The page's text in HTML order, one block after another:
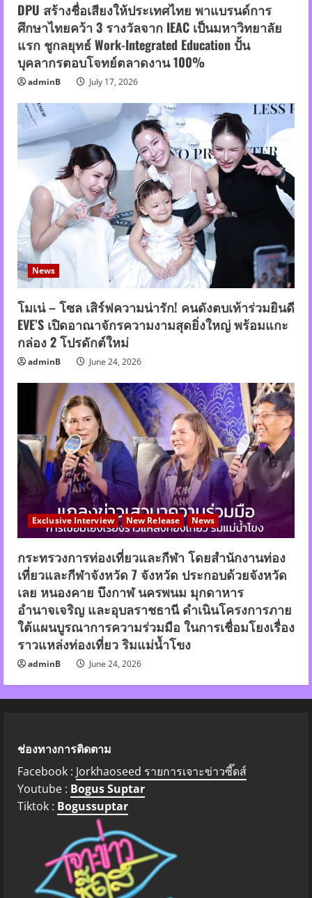
DPU สร้างชื่อเสียงให้ประเทศไทย พาแบรนด์การ
ศึกษาไทยคว้า 3 รางวัลจาก IEAC เป็นมหาวิทยาลัย
แรก ชูกลยุทธ์ Work-Integrated Education ปั้น
บุคลากรตอบโจทย์ตลาดงาน 100%
adminB July 17, 2026
News
โมเน่ – โซล เสิร์ฟความน่ารัก! คนดังตบเท้าร่วมยินดี
EVE’S เปิดอาณาจักรความงามสุดยิ่งใหญ่ พร้อมแกะ
กล่อง 2 โปรดักต์ใหม่
adminB June 24, 2026
Exclusive Interview New Release News
กระทรวงการท่องเที่ยวและกีฬา โดยสำนักงานท่อง
เที่ยวและกีฬาจังหวัด 7 จังหวัด ประกอบด้วยจังหวัด
เลย หนองคาย บึงกาฬ นครพนม มุกดาหาร
อำนาจเจริญ และอุบลราชธานี ดำเนินโครงการภาย
ใต้แผนบูรณาการความร่วมมือ ในการเชื่อมโยงเรื่อง
ราวแหล่งท่องเที่ยว ริมแม่น้ำโขง
adminB June 24, 2026
ช่องทางการติดตาม
Facebook : Jorkhaoseed รายการเจาะข่าวซี๊ดส์
Youtube : Bogus Suptar
Tiktok : Bogussuptar